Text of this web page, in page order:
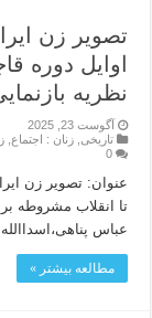
تصوير زن
اوايل دوره
نظريه
آگوست 23, 2025
تاریخی ,زنان : اجتماع ,
0
عنوان: تصوير زن
تا انقلاب مشروطه
عباس
مطالعه بیشتر »